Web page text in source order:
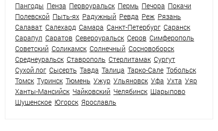
Пангоды Пенза Первоуральск Пермь Печора Покачи
Полевской Пыть-ях Радужный Ревда Реж Рязань
Салават Салехард Самара Санкт-Петербург Саранск
Сарапул Саратов Североуральск Серов Симферополь
Советский Соликамск Солнечный Сосновоборск
Среднеуральск Ставрополь Стерлитамак Сургут
Сухой лог Сысерть Тавда Талица Тарко-Сале Тобольск
Томск Туринск Тюмень Ужур Ульяновск Уфа Ухта Уяр
Ханты-Мансийск Чайковский Челябинск Шарыпово
Шушенское Югорск Ярославль